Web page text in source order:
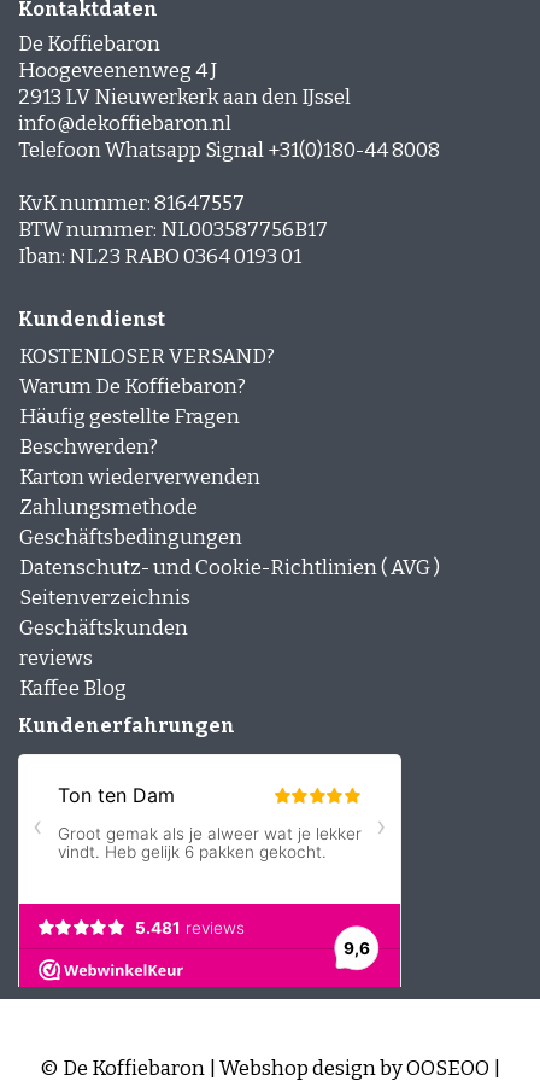
Espresso-rub
Peppermint Mocha
Lebkuchen Latte
Zimt Latte
Schichtkaffee
Desserts und Gebäck mit Kaffee
Kontaktdaten
De Koffiebaron
Hoogeveenenweg 4 J
2913 LV Nieuwerkerk aan den IJssel
info@dekoffiebaron.nl
Telefoon Whatsapp Signal +31(0)180-44 8008
KvK nummer: 81647557
BTW nummer: NL003587756B17
Iban: NL23 RABO 0364 0193 01
Kundendienst
KOSTENLOSER VERSAND?
Warum De Koffiebaron?
Häufig gestellte Fragen
Beschwerden?
Karton wiederverwenden
Zahlungsmethode
Geschäftsbedingungen
Datenschutz- und Cookie-Richtlinien ( AVG )
Seitenverzeichnis
Geschäftskunden
reviews
Kaffee Blog
Kundenerfahrungen
© De Koffiebaron | Webshop design byOOSEOO